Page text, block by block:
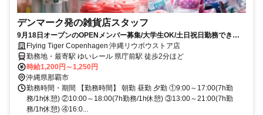
デンマーク発の雑貨店スタッフ
9月18日オープンのOPENメンバー募集/大学生OK/土日祝日勤務できる
方/試用期間中の給与も同じ
Flying Tiger Copenhagen 沖縄リウボウストア店
勤務地・最寄駅 ゆいレール 県庁前駅 徒歩2分ほど
時給1,200円～1,250円
沖縄県那覇市
勤務時間・期間 【勤務時間】 朝勤 昼勤 夕勤 ①9:00～17:00(7h勤
務/1h休憩) ②10:00～18:00(7h勤務/1h休憩) ③13:00～21:00(7h勤
務/1h休憩) ④16:0...